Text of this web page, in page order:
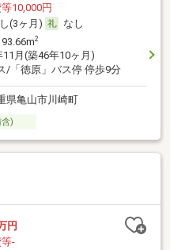
10,000円
(3ヶ月)
なし
2
11月(築46年10ヶ月)
/「徳原」バス停 停歩9分
県亀山市川崎町
)
円
-